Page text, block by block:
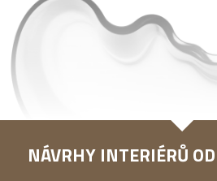
NÁVRHY INTERIÉRŮ OD